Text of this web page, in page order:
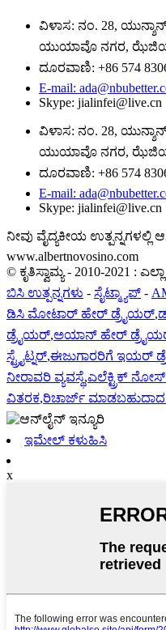
ವಿಳಾಸ: ನಂ. 28,
ಯುಯಾವೊ ನಗರ,
ದೂರವಾಣಿ: +86 574
E-mail:
Skype: jialinfei@live.cn
ವಿಳಾಸ: ನಂ. 28,
ಯುಯಾವೊ ನಗರ,
ದೂರವಾಣಿ: +86 574
E-mail:
Skype: jialinfei@live.cn
ನೀವು ವೈದ್ಯಕೀಯ
www.albertnovosino.com
© ಕೃತಿಸ್ವಾಮ್ಯ - 2010-2021 :
ಬಿಸಿ ಉತ್ಪನ್ನಗಳು - ಸೈಟ್ಮ್ಯಾಪ್ -
ಡಿಸಿ ಮೋಟಾರ್ ಹೇರ್ ಡ್ರೈಯರ್,
ಡ್ರೈಯರ್,ಅಯಾನ್ ಹೇರ್
ಸ್ಟ್ರೈಟ್ನರ್,ಈಜುಗಾರರಿಗೆ ಇಯರ್
ನೀರಾವರಿ ವ್ಯವಸ್ಥೆ,ಎಲೆಕ್ಟ್ರಿಕ್ ನೋಸ್
ವಿತರಕ,ರಿಚಾರ್ಜ್ ಮಾಡಬಹುದಾದ
ಇಮೇಲ್ ಕಳುಹಿಸಿ
x